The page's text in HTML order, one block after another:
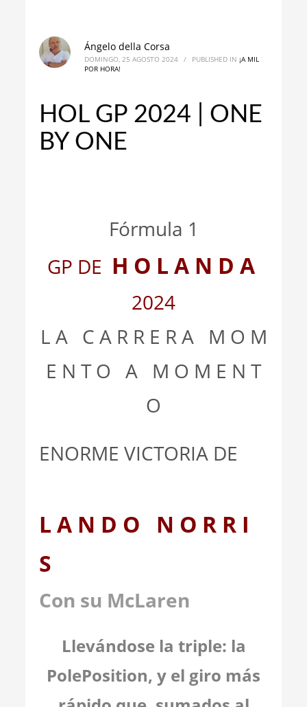
Ángelo della Corsa
DOMINGO, 25 AGOSTO 2024 / PUBLISHED IN¡A MIL
POR HORA!
HOL GP 2024 | ONE
BY ONE
Fórmula 1
GP DE H O L A N D A
2024
L A C A R R E R A M O M
E N T O A M O M E N T
O
ENORME VICTORIA DE
L A N D O N O R R I
S
Con su McLaren
Llevándose la triple: la
PolePosition, y el giro más